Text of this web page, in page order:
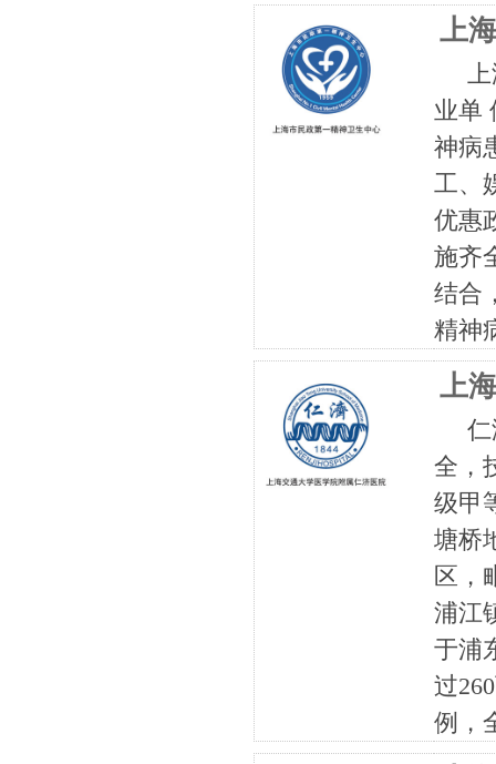
上
上
业单
神病
工、
优惠
施齐
结合
精神
上
仁
全，
级甲
塘桥
区，
浦江
于浦
过
例，